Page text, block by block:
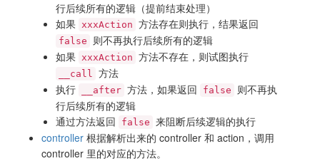
行后续所有的逻辑（提前结束处理）
如果 xxxAction 方法存在则执行，结果返回
false
则不再执行后续所有的逻辑
如果 xxxAction 方法不存在，则试图执行
__call 方法
执行
__after 方法，如果返回 false
则不再执
行后续所有的逻辑
通过方法返回
false 来阻断后续逻辑的执行
controller根据解析出来的 controller 和 action，调用
controller 里的对应的方法。